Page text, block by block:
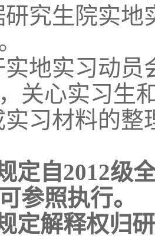
研究生院实地
实地实习动
关心实习生
实习材料的整
定自2012级
参照执行。
定解释权归